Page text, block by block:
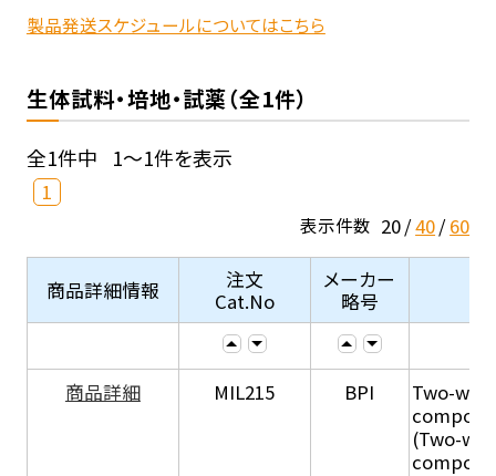
製品発送スケジュールについてはこちら
生体試料・培地・試薬（全1件）
全1件中 1～1件を表示
1
表示件数 20 40 60
商品詳細情報
注文
Cat.No
メーカー
略号
商品詳細 MIL215 BPI
Two-
(Two-